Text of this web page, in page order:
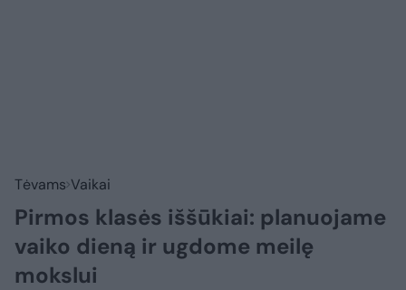
Tėvams Vaikai
Pirmos klasės iššūkiai: planuojame
vaiko dieną ir ugdome meilę
mokslui